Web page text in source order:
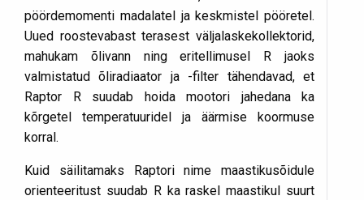
pöördemomenti madalatel ja keskmistel pööretel.
Uued roostevabast terasest väljalaskekollektorid,
mahukam õlivann ning eritellimusel R jaoks
valmistatud õliradiaator ja -filter tähendavad, et
Raptor R suudab hoida mootori jahedana ka
kõrgetel temperatuuridel ja äärmise koormuse
korral.
Kuid säilitamaks Raptori nime maastikusõidule
orienteeritust suudab R ka raskel maastikul suurt